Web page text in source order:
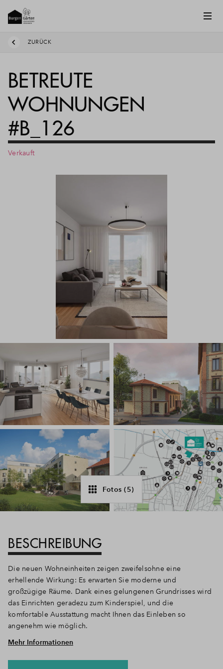
ZURÜCK
BETREUTE
WOHNUNGEN
#B_126
Verkauft
Fotos (5)
BESCHREIBUNG
Die neuen Wohneinheiten zeigen zweifelsohne eine
erhellende Wirkung: Es erwarten Sie moderne und
großzügige Räume. Dank eines gelungenen Grundrisses wird
das Einrichten geradezu zum Kinderspiel, und die
komfortable Ausstattung macht Ihnen das Einleben so
angenehm wie möglich.
Die Highlights auf einen Blick:
Mehr Informationen